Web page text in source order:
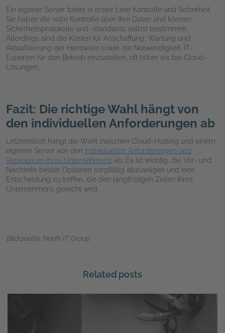
Ein eigener Server bietet in erster Linie Kontrolle und Sicherheit.
Sie haben die volle Kontrolle über Ihre Daten und können
Sicherheitsprotokolle und -standards selbst bestimmen.
Allerdings sind die Kosten für Anschaffung, Wartung und
Aktualisierung der Hardware sowie die Notwendigkeit, IT-
Experten für den Betrieb einzustellen, oft höher als bei Cloud-
Lösungen.
Fazit: Die richtige Wahl hängt von
den individuellen Anforderungen ab
Letztendlich hängt die Wahl zwischen Cloud-Hosting und einem
eigenen Server von den individuellen Anforderungen und
Ressourcen Ihres Unternehmens ab. Es ist wichtig, die Vor- und
Nachteile beider Optionen sorgfältig abzuwägen und eine
Entscheidung zu treffen, die den langfristigen Zielen Ihres
Unternehmens gerecht wird.
Bildquelle: North IT Group
Related posts